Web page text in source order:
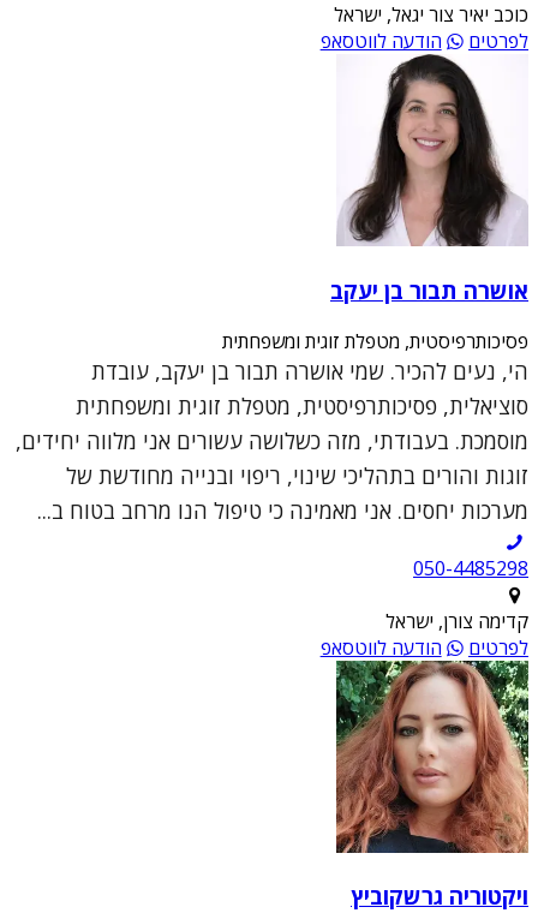
כוכב יאיר צור יגאל, ישראל
לפרטים
הודעה לווטסאפ
אושרה תבור בן יעקב
פסיכותרפיסטית, מטפלת זוגית ומשפחתית
הי, נעים להכיר. שמי אושרה תבור בן יעקב, עובדת
סוציאלית, פסיכותרפיסטית, מטפלת זוגית ומשפחתית
מוסמכת. בעבודתי, מזה כשלושה עשורים אני מלווה יחידים,
זוגות והורים בתהליכי שינוי, ריפוי ובנייה מחודשת של
מערכות יחסים. אני מאמינה כי טיפול הנו מרחב בטוח ב...
050-4485298
קדימה צורן, ישראל
לפרטים
הודעה לווטסאפ
ויקטוריה גרשקוביץ